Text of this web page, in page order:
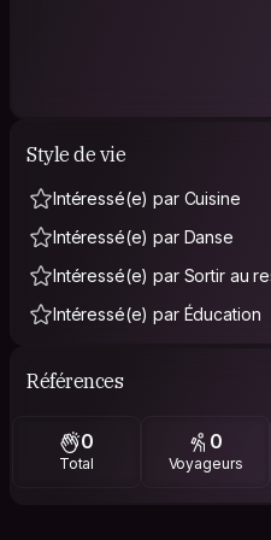
Style de vie
Intéressé(e) par Cuisine
Intéressé(e) par Danse
Intéressé(e) par Sortir au
Intéressé(e) par Éducation
Références
0
Total
0
Voyageurs